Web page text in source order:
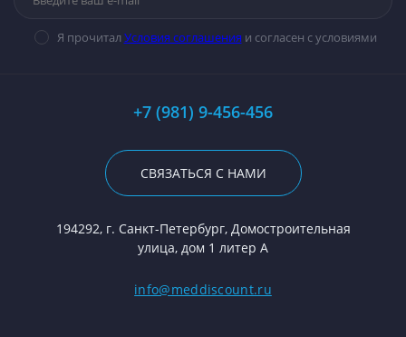
Я прочитал Условия соглашения и согласен с условиями
+7 (981) 9-456-456
СВЯЗАТЬСЯ С НАМИ
194292, г. Санкт-Петербург, Домостроительная
улица, дом 1 литер А
info@meddiscount.ru